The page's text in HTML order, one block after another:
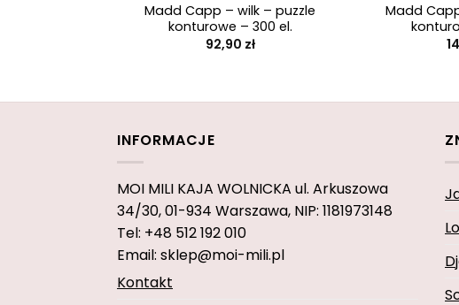
Madd Capp – wilk – puzzle
konturowe – 300 el.
92,90 zł
Madd
INFORMACJE
MOI MILI KAJA WOLNICKA ul. Arkuszowa
34/30,01-934 Warszawa, NIP: 1181973148
Tel: +48 512 192 010
Email: sklep@moi-mili.pl
Kontakt